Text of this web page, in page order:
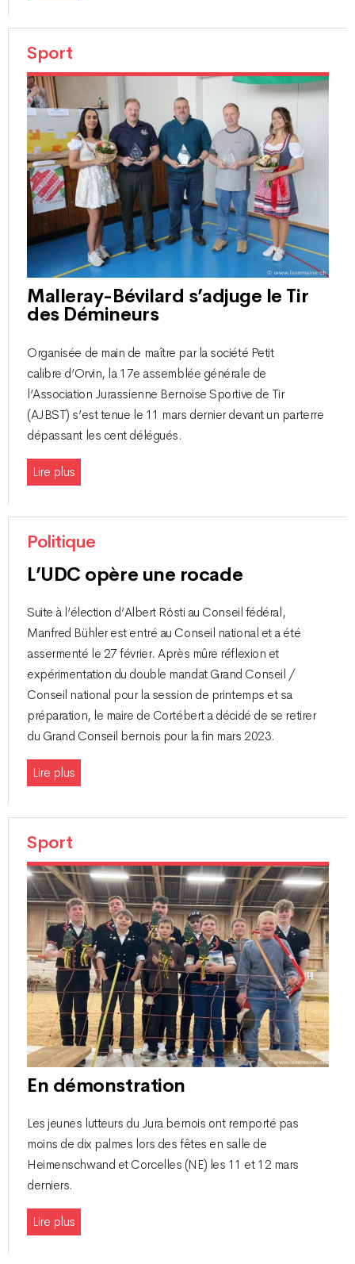
Sport
Malleray-Bévilard s’adjuge le Tir
des Démineurs
Organisée de main de maître par la société Petit
calibre d’Orvin, la 17e assemblée générale de
l’Association Jurassienne Bernoise Sportive de Tir
(AJBST) s’est tenue le 11 mars dernier devant un parterre
dépassant les cent délégués.
Lire plus
Politique
L’UDC opère une rocade
Suite à l’élection d’Albert Rösti au Conseil fédéral,
Manfred Bühler est entré au Conseil national et a été
assermenté le 27 février. Après mûre réflexion et
expérimentation du double mandat Grand Conseil /
Conseil national pour la session de printemps et sa
préparation, le maire de Cortébert a décidé de se retirer
du Grand Conseil bernois pour la fin mars 2023.
Lire plus
Sport
En démonstration
Les jeunes lutteurs du Jura bernois ont remporté pas
moins de dix palmes lors des fêtes en salle de
Heimenschwand et Corcelles (NE) les 11 et 12 mars
derniers.
Lire plus